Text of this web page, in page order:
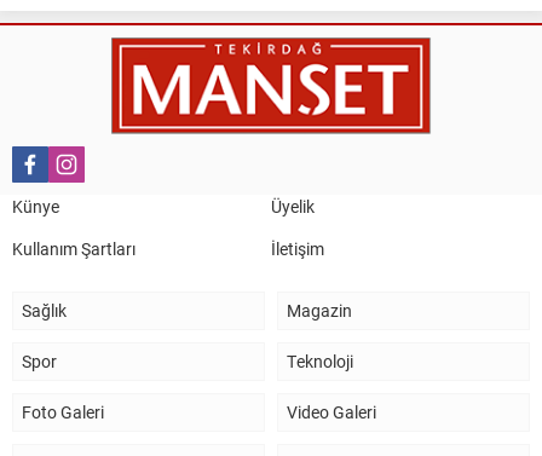
Nail Kazanç
10 Mart 2023 21:36
HAYDİ TEKİRDAĞ MAÇA !!!!
TEKİRDAĞ İL EMNİYET MÜDÜRÜMÜZE HAYIRLI OLSUN
Künye
Üyelik
Kullanım Şartları
İletişim
Sağlık Magazin
Spor Teknoloji
Foto Galeri Video Galeri